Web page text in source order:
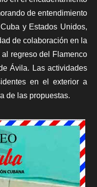
de entendimiento
y Estados Unidos,
de colaboración en la
al regreso del Flamenco
Ávila. Las actividades
en el exterior a
de las propuestas.